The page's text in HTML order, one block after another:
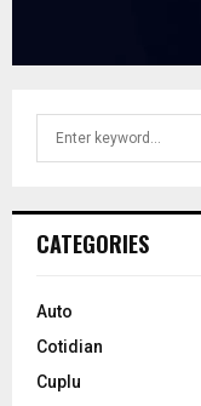
h
o
:
CATEGORIES
Auto
Cotidian
Cuplu